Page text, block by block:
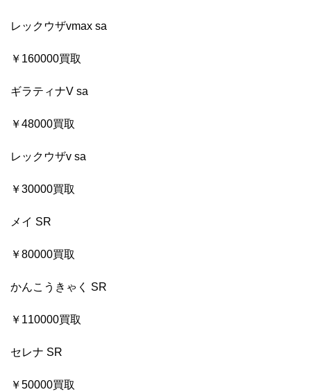
レックウザvmax sa
￥160000買取
ギラティナV sa
￥48000買取
レックウザv sa
￥30000買取
メイ SR
￥80000買取
かんこうきゃく SR
￥110000買取
セレナ SR
￥50000買取